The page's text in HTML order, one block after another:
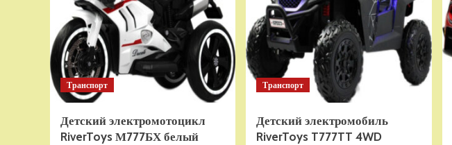
FK967-
Green
Транспорт
Детский электромотоцикл
RiverToys М777БХ белый
Транспорт
Детский электромобиль
RiverToys T777TT 4WD